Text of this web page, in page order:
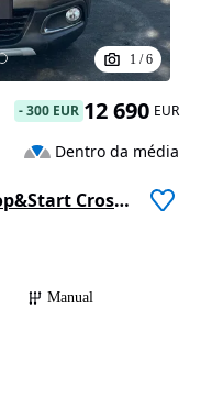
1 /6
Peugeot 2008 PureTech 110 Stop&Start Crossway
Manual
-300 EUR 12 690 EUR
Dentro da média